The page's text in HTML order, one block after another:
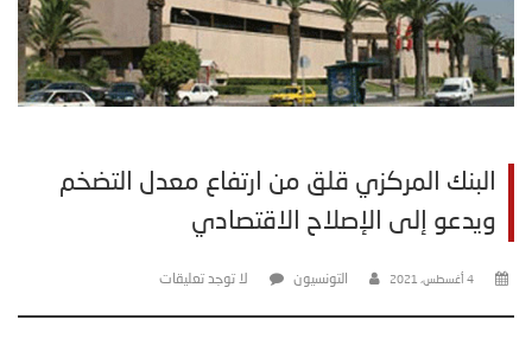
البنك المركزي قلق من ارتفاع معدل التضخم
ويدعو إلى الإصلاح الاقتصادي
4 أغسطس، 2021 التونسيون لا توجد تعليقات